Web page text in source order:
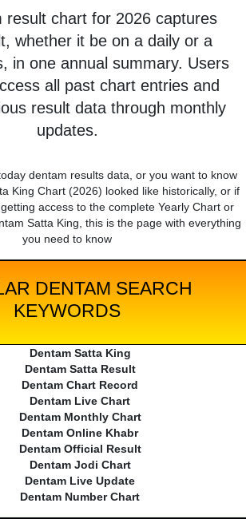
result chart for 2026 captures
whether it be on a daily or a
in one annual summary. Users
all past chart entries and
result data through monthly
updates.
dentam results data, or you want to know
King Chart (2026) looked like historically, or if
access to the complete Yearly Chart or
Satta King, this is the page with everything
you need to know
DENTAM SEARCH
KEYWORDS
Dentam Satta King
Dentam Satta Result
Dentam Chart Record
Dentam Live Chart
Dentam Monthly Chart
Dentam Online Khabr
Dentam Official Result
Dentam Jodi Chart
Dentam Live Update
Dentam Number Chart